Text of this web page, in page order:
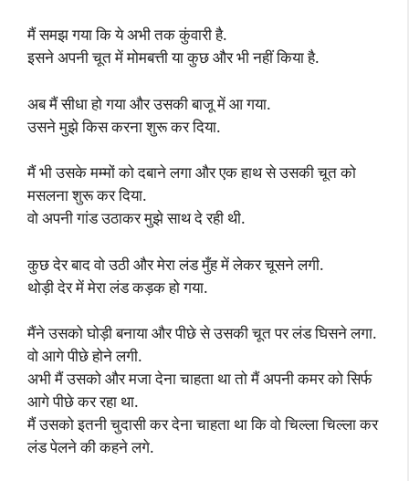
मैं समझ गया कि ये अभी तक कुंवारी है.
इसने अपनी चूत में मोमबत्ती या कुछ और भी नहीं किया है.
अब मैं सीधा हो गया और उसकी बाजू में आ गया.
उसने मुझे किस करना शुरू कर दिया.
मैं भी उसके मम्मों को दबाने लगा और एक हाथ से उसकी चूत को
मसलना शुरू कर दिया.
वो अपनी गांड उठाकर मुझे साथ दे रही थी.
कुछ देर बाद वो उठी और मेरा लंड मुँह में लेकर चूसने लगी.
थोड़ी देर में मेरा लंड कड़क हो गया.
मैंने उसको घोड़ी बनाया और पीछे से उसकी चूत पर लंड घिसने लगा.
वो आगे पीछे होने लगी.
अभी मैं उसको और मजा देना चाहता था तो मैं अपनी कमर को सिर्फ
आगे पीछे कर रहा था.
मैं उसको इतनी चुदासी कर देना चाहता था कि वो चिल्ला चिल्ला कर
लंड पेलने की कहने लगे.